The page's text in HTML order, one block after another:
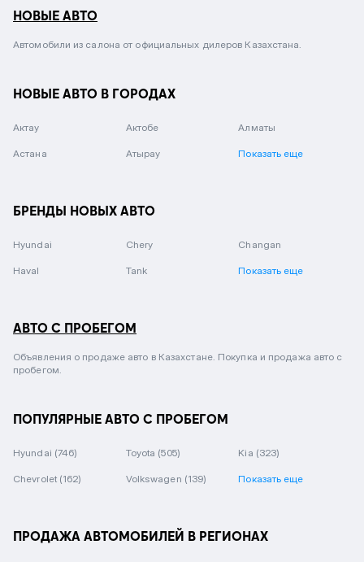
НОВЫЕ АВТО
Автомобили из салона от официальных дилеров Казахстана.
НОВЫЕ АВТО В ГОРОДАХ
Актау Актобе Алматы
Астана Атырау Показать еще
БРЕНДЫ НОВЫХ АВТО
Hyundai Chery Changan
Haval Tank Показать еще
АВТО С ПРОБЕГОМ
Объявления о продаже авто в Казахстане. Покупка и продажа авто с
пробегом.
ПОПУЛЯРНЫЕ АВТО С ПРОБЕГОМ
Hyundai (746) Toyota (505) Kia (323)
Chevrolet (162) Volkswagen (139) Показать еще
ПРОДАЖА АВТОМОБИЛЕЙ В РЕГИОНАХ